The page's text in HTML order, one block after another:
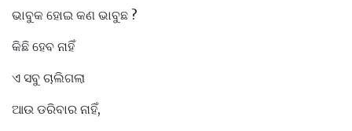
ଭାବୁକ ହୋଇ କଣ ଭାବୁଛ ?
କିଛି ହେବ ନାହିଁ
ଏ ସବୁ ଚାଲିଗଲା
ଆଉ ଡରିବାର ନାହିଁ,